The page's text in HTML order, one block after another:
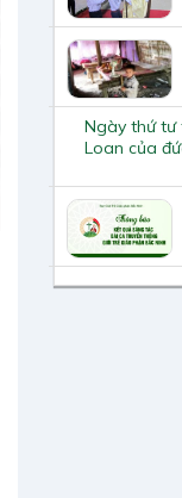
Ngày thứ tư
Loan của